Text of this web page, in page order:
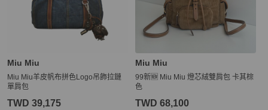
Miu Miu
Miu Miu羊皮帆布拼色Logo吊飾拉鏈
單肩包
TWD 39,175
Miu Miu
99新🆕 Miu Miu 燈芯絨雙肩包 卡其棕
色
TWD 68,100